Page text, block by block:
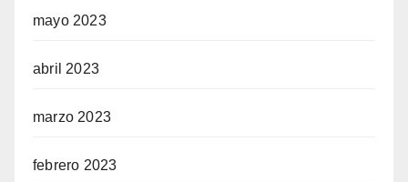
mayo 2023
abril 2023
marzo 2023
febrero 2023